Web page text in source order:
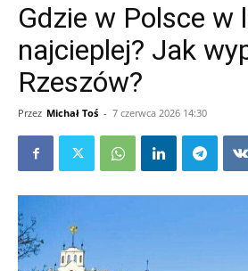
Gdzie w Polsce w
najcieplej? Jak
Rzeszów?
Przez Michał Toś - 7 czerwca 2026 14:30